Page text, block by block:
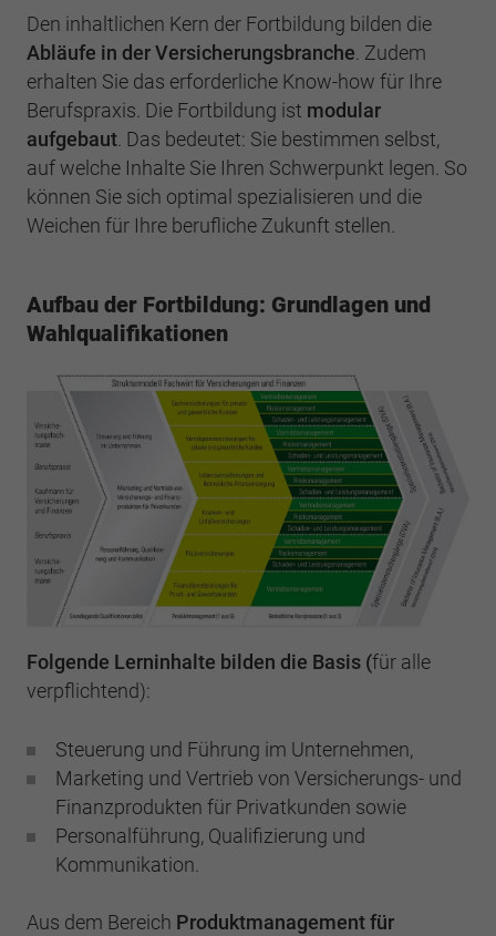
Den inhaltlichen Kern der Fortbildung bilden die
Abläufe in der Versicherungsbranche. Zudem
erhalten Sie das erforderliche Know-how für Ihre
Berufspraxis. Die Fortbildung ist modular
aufgebaut. Das bedeutet: Sie bestimmen selbst,
auf welche Inhalte Sie Ihren Schwerpunkt legen. So
können Sie sich optimal spezialisieren und die
Weichen für Ihre berufliche Zukunft stellen.
Aufbau der Fortbildung: Grundlagen und
Wahlqualifikationen
Folgende Lerninhalte bilden die Basis (für alle
verpflichtend):
Steuerung und Führung im Unternehmen,
Marketing und Vertrieb von Versicherungs- und
Finanzprodukten für Privatkunden sowie
Personalführung, Qualifizierung und
Kommunikation.
Aus dem Bereich Produktmanagement für